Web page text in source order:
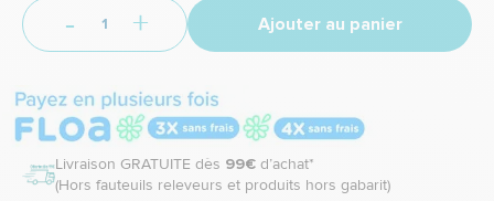
- + Ajouter au panier
Livraison GRATUITE dès 99€ d’achat*
(Hors fauteuils releveurs et produits hors gabarit)